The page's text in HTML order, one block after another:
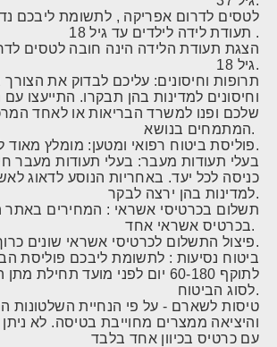
לטסים לדרום אפריקה , לתשומת ליבכם
תעודת לידה לילדים עד גיל 18 .
הצגת תעודת הלידה הינה חובה לטסים
גיל 18.
תרופות וחיסונים: עליכם לבדוק את
וחיסונים למדינות בהן תבקרו. התייעצו
שלכם ופנו למשרד הבריאות או לאחד
המתמחים בנושא.
פוליסת ביטוח רפואי ומטען: מומלץ מאוד להצטייד.
בעלי תעודות מעבר: בעלי תעודות מעבר
כניסה לכל יעד. באחריות הנוסע לדאוג
למדינות בהן ירצה לבקר.
תשלום בכרטיסי אשראי : המחירים באתר
בכרטיס אשראי אחד.
פיצול התשלום לכרטיסי אשראי שונים כרוך בדמי טיפול.
ביטוח נסיעות : לתשומת ליבכם פוליסת
לתוקף 60-180 יום לפני מועד
לסוג הביטוח.
טיסות לשארם - על פי הנחיית השלטונות
והיציאה ממצרים מחוייבת בטיסה. לא
עם כרטיס בכיוון אחד בלבד